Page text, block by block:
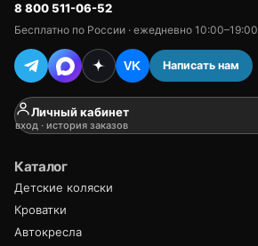
8 800 511-06-52
Бесплатно по России · ежедневно 10:00–19:00
VK Написать нам
Личный кабинет
вход · история заказов
Каталог
Детские коляски
Кроватки
Автокресла